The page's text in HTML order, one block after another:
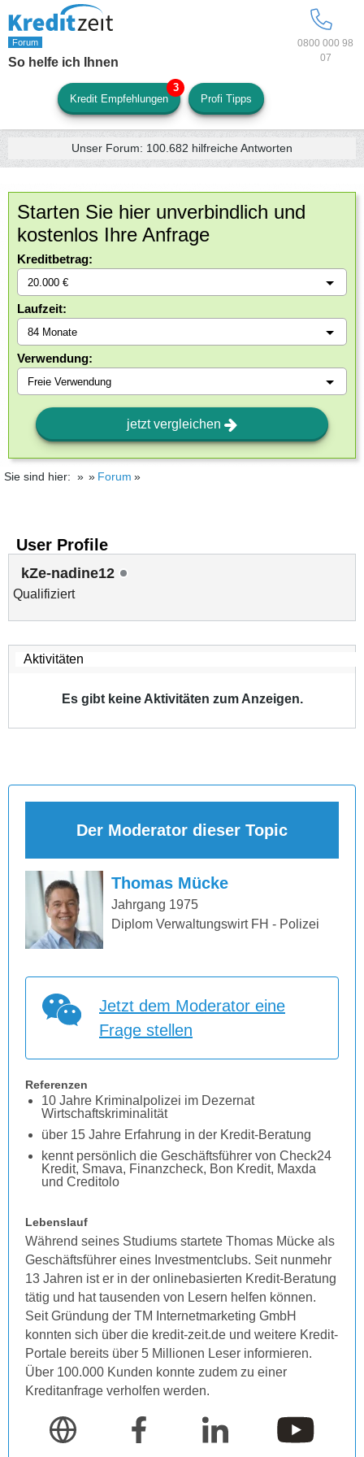
0800 000 98
07
So helfe ich Ihnen
Kredit Empfehlungen Profi Tipps
Unser Forum: 100.682 hilfreiche Antworten
Starten Sie hier unverbindlich und
kostenlos Ihre Anfrage
Kreditbetrag:
Laufzeit:
Verwendung:
jetzt vergleichen
Sie sind hier: Forum
User Profile
kZe-nadine12
Qualifiziert
Es gibt keine Aktivitäten zum Anzeigen.
Der Moderator dieser Topic
Thomas Mücke
Jahrgang 1975
Diplom Verwaltungswirt FH - Polizei
Jetzt dem Moderator eine
Frage stellen
Referenzen
10 Jahre Kriminalpolizei im Dezernat
Wirtschaftskriminalität
über 15 Jahre Erfahrung in der Kredit-Beratung
kennt persönlich die Geschäftsführer von Check24
Kredit, Smava, Finanzcheck, Bon Kredit, Maxda
und Creditolo
Lebenslauf
Während seines Studiums startete Thomas Mücke als
Geschäftsführer eines Investmentclubs. Seit nunmehr
13 Jahren ist er in der onlinebasierten Kredit-Beratung
tätig und hat tausenden von Lesern helfen können.
Seit Gründung der TM Internetmarketing GmbH
konnten sich über die kredit-zeit.de und weitere Kredit-
Portale bereits über 5 Millionen Leser informieren.
Über 100.000 Kunden konnte zudem zu einer
Kreditanfrage verholfen werden.